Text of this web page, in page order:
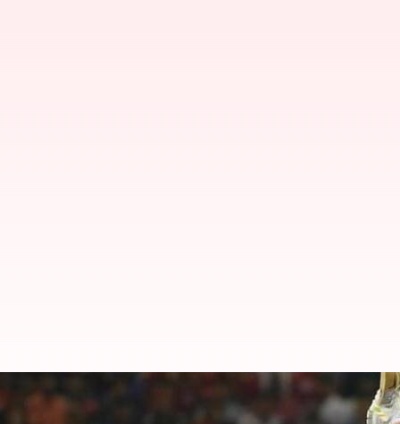
ఐపీఎల్ లో సూర్యకుమార్ యాదవ్ మరో